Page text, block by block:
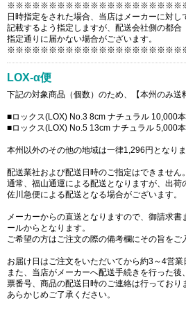
日時指定をされた場合、当店はメーカーに対
記載するよう指定しますが、配送会社側の都合
指定通りに届かない場合がございます。
LOX-α便
下記の対象商品（個数）のため、【本州のみ送
■ロックス(LOX) No.3 8cm ナチュラル 10,000
■ロックス(LOX) No.5 13cm ナチュラル 5,000
本州以外のその他の地域は一律1,296円となりま
配送業社および配送日時のご指定はできません。
通常、福山通運による配送となりますが、出荷
佐川急便による配送となる場合がございます。
メーカーからの直送となりますので、御請求書
ールからとなります。
ご希望の方はご注文の際の備考欄にその旨をご
お届け日はご注文をいただいてから約3～4営業
また、当店がメーカーへ配送手続きを行った
票番号、商品の配送日時のご連絡は行っており
あらかじめご了承ください。